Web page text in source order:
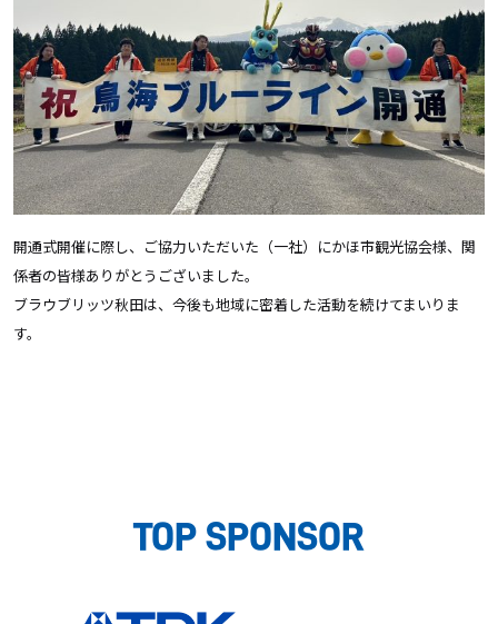
開通式開催に際し、ご協力いただいた（一社）にかほ市観光協会様、関
係者の皆様ありがとうございました。
ブラウブリッツ秋田は、今後も地域に密着した活動を続けてまいりま
す。
TOP SPONSOR